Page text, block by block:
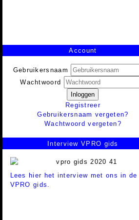
Account
Gebruikersnaam
Wachtwoord
Inloggen
Registreer
Gebruikersnaam vergeten?
Wachtwoord vergeten?
Interview VPRO gids
Lees hier het interview met ons in de
VPRO gids.